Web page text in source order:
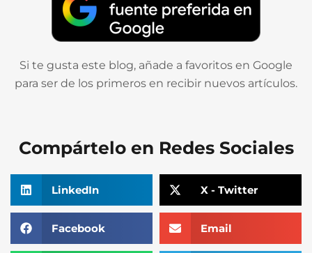
Si te gusta este blog, añade a favoritos en Google
para ser de los primeros en recibir nuevos artículos.
Compártelo en Redes Sociales
LinkedIn X - Twitter
Facebook Email